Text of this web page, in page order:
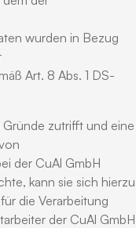
wurden in Bezug
Art. 8 Abs. 1 DS-
zutrifft und eine
der CuAl GmbH
kann sie sich hierzu
die Verarbeitung
der CuAl GmbH